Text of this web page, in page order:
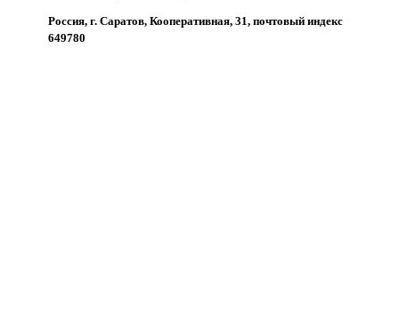
Россия, г. Саратов, Кооперативная, 31, почтовый индекс
649780